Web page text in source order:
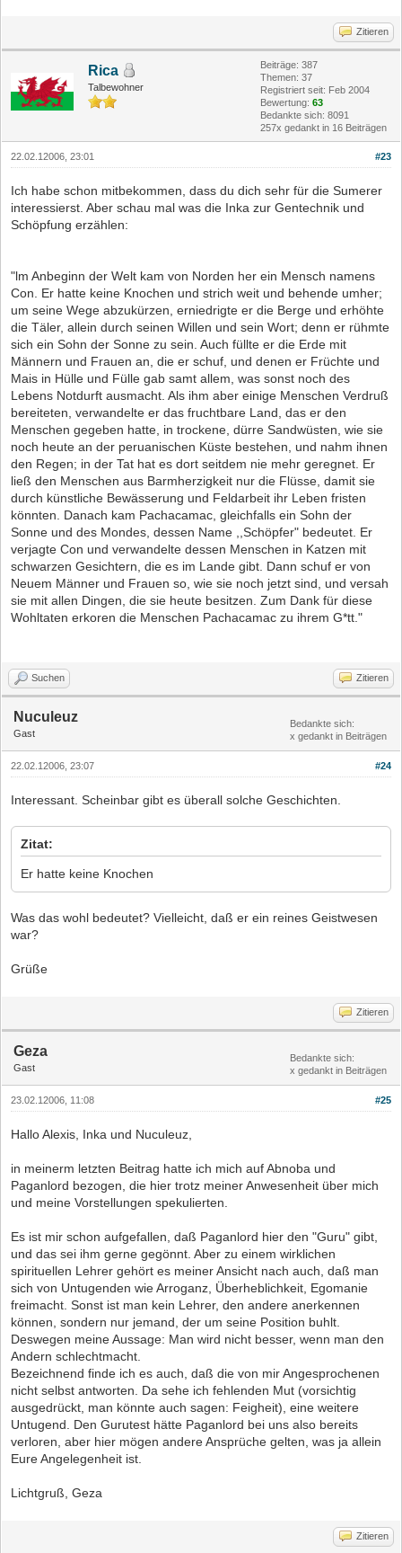
Zitieren
Rica
Talbewohner
Beiträge: 387
Themen: 37
Registriert seit: Feb 2004
Bewertung: 63
Bedankte sich: 8091
257x gedankt in 16 Beiträgen
#23
22.02.12006, 23:01
Ich habe schon mitbekommen, dass du dich sehr für die Sumerer
interessierst. Aber schau mal was die Inka zur Gentechnik und
Schöpfung erzählen:
"lm Anbeginn der Welt kam von Norden her ein Mensch namens
Con. Er hatte keine Knochen und strich weit und behende umher;
um seine Wege abzukürzen, erniedrigte er die Berge und erhöhte
die Täler, allein durch seinen Willen und sein Wort; denn er rühmte
sich ein Sohn der Sonne zu sein. Auch füllte er die Erde mit
Männern und Frauen an, die er schuf, und denen er Früchte und
Mais in Hülle und Fülle gab samt allem, was sonst noch des
Lebens Notdurft ausmacht. Als ihm aber einige Menschen Verdruß
bereiteten, verwandelte er das fruchtbare Land, das er den
Menschen gegeben hatte, in trockene, dürre Sandwüsten, wie sie
noch heute an der peruanischen Küste bestehen, und nahm ihnen
den Regen; in der Tat hat es dort seitdem nie mehr geregnet. Er
ließ den Menschen aus Barmherzigkeit nur die Flüsse, damit sie
durch künstliche Bewässerung und Feldarbeit ihr Leben fristen
könnten. Danach kam Pachacamac, gleichfalls ein Sohn der
Sonne und des Mondes, dessen Name ,,Schöpfer" bedeutet. Er
verjagte Con und verwandelte dessen Menschen in Katzen mit
schwarzen Gesichtern, die es im Lande gibt. Dann schuf er von
Neuem Männer und Frauen so, wie sie noch jetzt sind, und versah
sie mit allen Dingen, die sie heute besitzen. Zum Dank für diese
Wohltaten erkoren die Menschen Pachacamac zu ihrem G*tt."
Suchen Zitieren
Nuculeuz
Gast
Bedankte sich:
x gedankt in Beiträgen
#24
22.02.12006, 23:07
Interessant. Scheinbar gibt es überall solche Geschichten.
Zitat:
Er hatte keine Knochen
Was das wohl bedeutet? Vielleicht, daß er ein reines Geistwesen
war?
Grüße
Zitieren
Geza
Gast
Bedankte sich:
x gedankt in Beiträgen
#25
23.02.12006, 11:08
Hallo Alexis, Inka und Nuculeuz,
in meinerm letzten Beitrag hatte ich mich auf Abnoba und
Paganlord bezogen, die hier trotz meiner Anwesenheit über mich
und meine Vorstellungen spekulierten.
Es ist mir schon aufgefallen, daß Paganlord hier den "Guru" gibt,
und das sei ihm gerne gegönnt. Aber zu einem wirklichen
spirituellen Lehrer gehört es meiner Ansicht nach auch, daß man
sich von Untugenden wie Arroganz, Überheblichkeit, Egomanie
freimacht. Sonst ist man kein Lehrer, den andere anerkennen
können, sondern nur jemand, der um seine Position buhlt.
Deswegen meine Aussage: Man wird nicht besser, wenn man den
Andern schlechtmacht.
Bezeichnend finde ich es auch, daß die von mir Angesprochenen
nicht selbst antworten. Da sehe ich fehlenden Mut (vorsichtig
ausgedrückt, man könnte auch sagen: Feigheit), eine weitere
Untugend. Den Gurutest hätte Paganlord bei uns also bereits
verloren, aber hier mögen andere Ansprüche gelten, was ja allein
Eure Angelegenheit ist.
Lichtgruß, Geza
Zitieren